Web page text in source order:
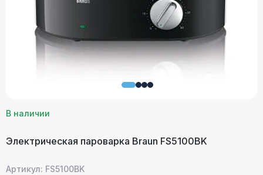
В наличии
Электрическая пароварка Braun FS5100BK
Артикул: FS5100BK